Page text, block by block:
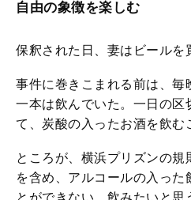
自由の象徴を楽しむ
保釈された日、妻はビールを
事件に巻きこまれる前は、毎
一本は飲んでいた。一日の区
て、炭酸の入ったお酒を飲む
ところが、横浜プリズンの
を含め、アルコールの入った
とができない。飲みたいと思